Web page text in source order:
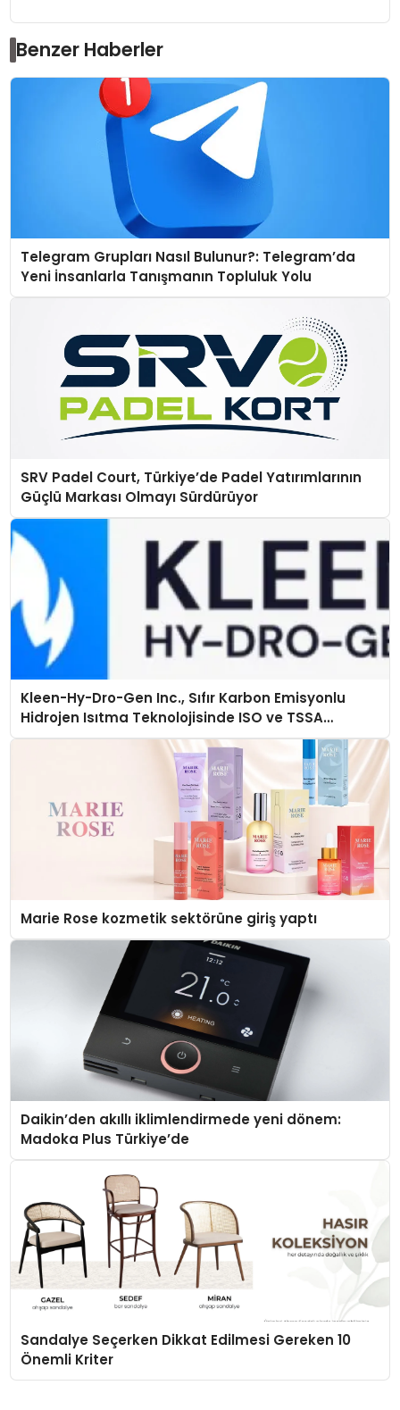
Benzer Haberler
Telegram Grupları Nasıl Bulunur?: Telegram’da
Yeni İnsanlarla Tanışmanın Topluluk Yolu
SRV Padel Court, Türkiye’de Padel Yatırımlarının
Güçlü Markası Olmayı Sürdürüyor
Kleen-Hy-Dro-Gen Inc., Sıfır Karbon Emisyonlu
Hidrojen Isıtma Teknolojisinde ISO ve TSSA
Düzenleyici Onaylarını Aldı
Marie Rose kozmetik sektörüne giriş yaptı
Daikin’den akıllı iklimlendirmede yeni dönem:
Madoka Plus Türkiye’de
Sandalye Seçerken Dikkat Edilmesi Gereken 10
Önemli Kriter